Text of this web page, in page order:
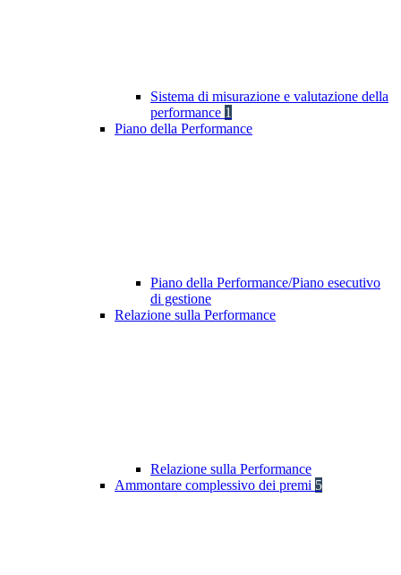
Sistema di misurazione e valutazione della
performance 1
Piano della Performance
Piano della Performance/Piano esecutivo
di gestione
Relazione sulla Performance
Relazione sulla Performance
Ammontare complessivo dei premi 5